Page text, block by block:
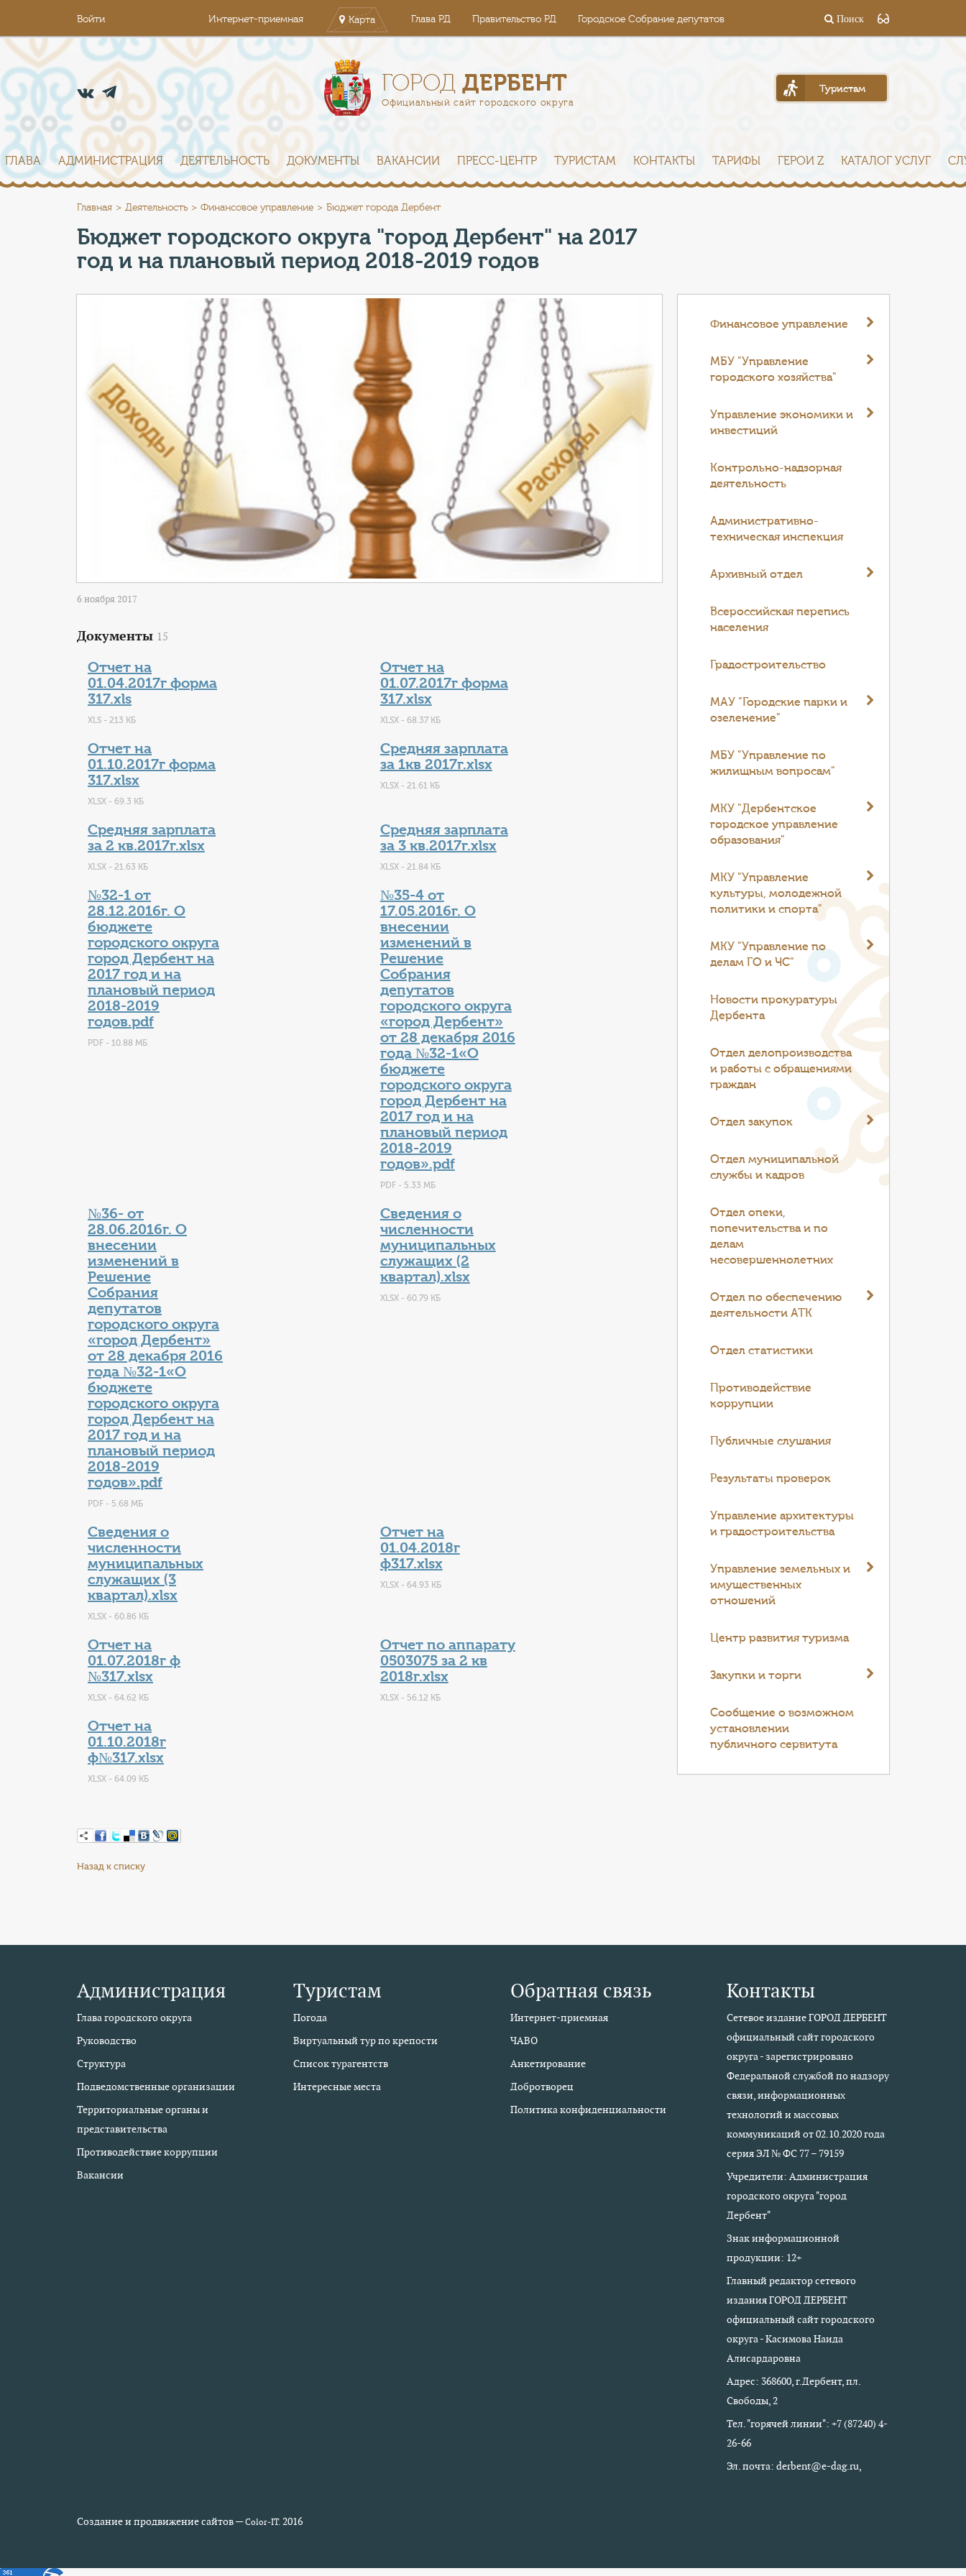
Войти Интернет-приемная Карта Глава РД Правительство РД Городское Собрание депутатов Поиск
ГОРОДДЕРБЕНТ
Официальный сайт городского округа
Туристам
ГЛАВА АДМИНИСТРАЦИЯ ДЕЯТЕЛЬНОСТЬ ДОКУМЕНТЫ ВАКАНСИИ ПРЕСС-ЦЕНТР ТУРИСТАМ КОНТАКТЫ ТАРИФЫ ГЕРОИ Z КАТАЛОГ УСЛУГ
Главная Деятельность Финансовое управление Бюджет города Дербент
Бюджет городского округа "город Дербент" на 2017
год и на плановый период 2018-2019 годов
6 ноября 2017
Документы 15
Отчет на
01.04.2017г форма
317.xls
XLS - 213 КБ
Отчет на
01.07.2017г форма
317.xlsx
XLSX - 68.37 КБ
Отчет на
01.10.2017г форма
317.xlsx
XLSX - 69.3 КБ
Средняя зарплата
за 1кв 2017г.xlsx
XLSX - 21.61 КБ
Средняя зарплата
за 2 кв.2017г.xlsx
XLSX - 21.63 КБ
Средняя зарплата
за 3 кв.2017г.xlsx
XLSX - 21.84 КБ
№32-1 от
28.12.2016г. О
бюджете
городского округа
город Дербент на
2017 год и на
плановый период
2018-2019
годов.pdf
PDF - 10.88 МБ
№35-4 от
17.05.2016г. О
внесении
изменений в
Решение
Собрания
депутатов
городского округа
«город Дербент»
от 28 декабря 2016
года №32-1«О
бюджете
городского округа
город Дербент на
2017 год и на
плановый период
2018-2019
годов».pdf
PDF - 5.33 МБ
№36- от
28.06.2016г. О
внесении
изменений в
Решение
Собрания
депутатов
городского округа
«город Дербент»
от 28 декабря 2016
года №32-1«О
бюджете
городского округа
город Дербент на
2017 год и на
плановый период
2018-2019
годов».pdf
PDF - 5.68 МБ
Сведения о
численности
муниципальных
служащих (2
квартал).xlsx
XLSX - 60.79 КБ
Сведения о
численности
муниципальных
служащих (3
квартал).xlsx
XLSX - 60.86 КБ
Отчет на
01.04.2018г
ф317.xlsx
XLSX - 64.93 КБ
Отчет на
01.07.2018г ф
№317.xlsx
XLSX - 64.62 КБ
Отчет по аппарату
0503075 за 2 кв
2018г.xlsx
XLSX - 56.12 КБ
Отчет на
01.10.2018г
ф№317.xlsx
XLSX - 64.09 КБ
Назад к списку
Финансовое управление
МБУ "Управление
городского хозяйства"
Управление экономики и
инвестиций
Контрольно-надзорная
деятельность
Административно-
техническая инспекция
Архивный отдел
Всероссийская перепись
населения
Градостроительство
МАУ "Городские парки и
озеленение"
МБУ "Управление по
жилищным вопросам"
МКУ "Дербентское
городское управление
образования"
МКУ "Управление
культуры, молодежной
политики и спорта"
МКУ "Управление по
делам ГО и ЧС"
Новости прокуратуры
Дербента
Отдел делопроизводства
и работы с обращениями
граждан
Отдел закупок
Отдел муниципальной
службы и кадров
Отдел опеки,
попечительства и по
делам
несовершеннолетних
Отдел по обеспечению
деятельности АТК
Отдел статистики
Противодействие
коррупции
Публичные слушания
Результаты проверок
Управление архитектуры
и градостроительства
Управление земельных и
имущественных
отношений
Центр развития туризма
Закупки и торги
Cообщение о возможном
установлении
публичного сервитута
Администрация
Глава городского округа
Руководство
Структура
Подведомственные организации
Территориальные органы и
представительства
Противодействие коррупции
Вакансии
Туристам
Погода
Виртуальный тур по крепости
Список турагентств
Интересные места
Обратная связь
Интернет-приемная
ЧАВО
Анкетирование
Добротворец
Политика конфиденциальности
Контакты
Сетевое издание ГОРОД ДЕРБЕНТ
официальный сайт городского
округа - зарегистрировано
Федеральной службой по надзору
связи, информационных
технологий и массовых
коммуникаций от 02.10.2020 года
серия ЭЛ № ФС 77 – 79159
Учредители: Администрация
городского округа "город
Дербент"
Знак информационной
продукции: 12+
Главный редактор сетевого
издания ГОРОД ДЕРБЕНТ
официальный сайт городского
округа - Касимова Наида
Алисардаровна
Адрес: 368600, г.Дербент, пл.
Свободы, 2
Тел. "горячей линии": +7 (87240) 4-
26-66
Эл. почта: derbent@e-dag.ru,
Создание и продвижение сайтов —Color-IT.2016